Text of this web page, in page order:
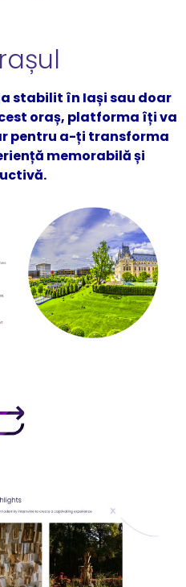
stabilit în Iași sau doar
oraș, platforma îți va
pentru a-ți transforma
memorabilă și